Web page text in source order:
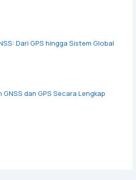
Dari GPS hingga Sistem Global
GNSS dan GPS Secara Lengkap